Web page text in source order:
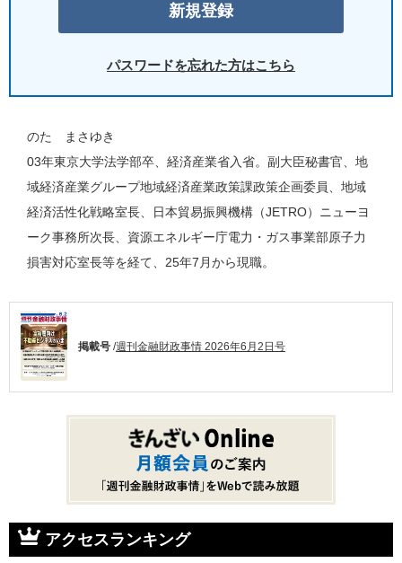
パスワードを忘れた方はこちら
のた まさゆき
03年東京大学法学部卒、経済産業省入省。副大臣秘書官、地
域経済産業グループ地域経済産業政策課政策企画委員、地域
経済活性化戦略室長、日本貿易振興機構（JETRO）ニューヨ
ーク事務所次長、資源エネルギー庁電力・ガス事業部原子力
損害対応室長等を経て、25年7月から現職。
掲載号 /週刊金融財政事情 2026年6月2日号
アクセスランキング